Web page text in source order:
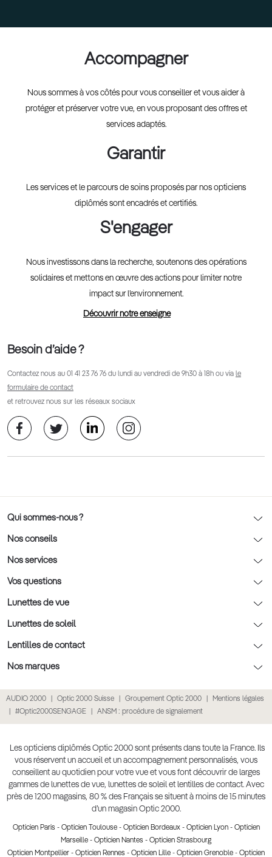
Accompagner
Nous sommes à vos côtés pour vous conseiller et vous aider à
protéger et préserver votre vue, en vous proposant des offres et
services adaptés.
Garantir
Les services et le parcours de soins proposés par nos opticiens
diplômés sont encadrés et certifiés.
S'engager
Nous investissons dans la recherche, soutenons des opérations
solidaires et mettons en œuvre des actions pour limiter notre
impact sur l’environnement.
Découvrir notre enseigne
Besoin d’aide ?
Contactez nous au 01 41 23 76 76 du lundi au vendredi de 9h30 à 18h ou via le
formulaire de contact
et retrouvez nous sur les réseaux sociaux
Qui sommes-nous ?
Notre charte déontologique
AFNOR Certification
Rendez-vous prévision
Nos conseils
Nos conseils lunettes
Nos conseils lentilles
Nos conseils enfants
Nos conseils santé visuelle
Tout savoir sur nos verres
Nos services
Optic 2000 à domicile
Le contrôle de la vue chez votre opticien
L'entretien de votre équipement
La prise de rendez-vous en ligne
Point expert basse vision
Click & collect : Livraison gratuite en magasin
Accessibilité
Vos questions
Politique cookies
Conditions des offres
Politique de confidentialité des données
Retours et remboursements
Lunettes de vue
Lunettes de vue
Lunettes de vue homme
Lunettes de vue femme
Lunettes de vue Ray-Ban
Lunettes de vue Gucci
Lunettes de vue Chloé
Lunettes de vue Burberry
Lunettes de soleil
Lunettes de soleil
Lunettes de soleil homme
Lunettes de soleil enfant
Lunettes de soleil Ray-Ban
Lunettes de soleil Prada
Lunettes de soleil Gucci
Soldes Ete 2025
Lentilles de contact
Lentilles de contact
Lentille de nuit
Lentilles journalières
Produit lentilles
Nos marques
Lunettes Prada
Lunettes Guess
Lunettes Chloé
Lunettes Versace
AUDIO 2000 Optic 2000 Suisse Groupement Optic 2000
Mentions légales
#Optic2000SENGAGE
ANSM : procédure de signalement
Les opticiens diplômés Optic 2000 sont présents dans toute la France. Ils
vous réservent un accueil et un accompagnement personnalisés, vous
conseillent au quotidien pour votre vue et vous font découvrir de larges
gammes de lunettes de vue, lunettes de soleil et lentilles de contact. Avec
près de 1200 magasins, 80 % des Français se situent à moins de 15 minutes
d’un magasin Optic 2000.
Opticien Paris - Opticien Toulouse- Opticien Bordeaux- Opticien Lyon- Opticien
Marseille - Opticien Nantes - Opticien Strasbourg
Opticien Montpellier - Opticien Rennes - Opticien Lille - Opticien Grenoble - Opticien